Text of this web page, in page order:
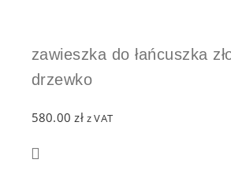
zawieszka do łańcuszka
drzewko
580.00zł z VAT